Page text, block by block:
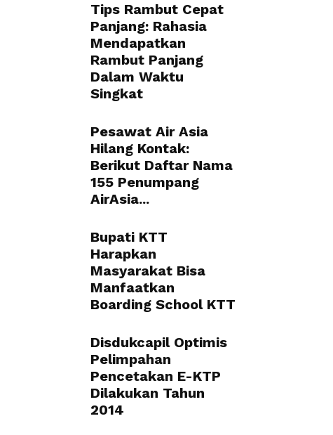
Tips Rambut Cepat
Panjang: Rahasia
Mendapatkan
Rambut Panjang
Dalam Waktu
Singkat
Pesawat Air Asia
Hilang Kontak:
Berikut Daftar Nama
155 Penumpang
AirAsia...
Bupati KTT
Harapkan
Masyarakat Bisa
Manfaatkan
Boarding School KTT
Disdukcapil Optimis
Pelimpahan
Pencetakan E-KTP
Dilakukan Tahun
2014